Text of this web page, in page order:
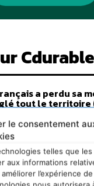
le consentement
telles que
aux informations
l’expérience
Cdurable
a perdu sa
tout le territoire
attention aux
les communs de
lever les freins au